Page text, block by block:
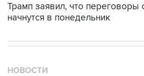
Трамп заявил, что переговоры
начнутся в понедельник
НОВОСТИ